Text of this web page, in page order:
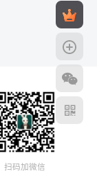
扫码加微信